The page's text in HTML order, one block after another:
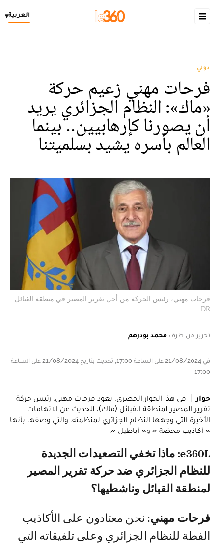
العربية▾
دولي
فرحات مهني زعيم حركة
«ماك»: النظام الجزائري يريد
أن يصورنا كإرهابيين.. بينما
العالم بأسره يشيد بسلميتنا
فرحات مهني، رئيس الحركة من أجل تقرير المصير في منطقة القبائل .
DR
تحرير من طرف محمد بودرهم
في 21/08/2024 على الساعة 17:00, تحديث بتاريخ 21/08/2024 على الساعة
17:00
حوار
في هذا الحوار الحصري، يعود فرحات مهني، رئيس حركة
تقرير المصير لمنطقة القبائل (ماك)، للحديث عن الاتهامات
الأخيرة التي وجهها النظام الجزائري لمنظمته، والتي وصفها بأنها
« أكاذيب محضة » و« أباطيل ».
Le360: ماذا تخفي التصعيدات الجديدة
للنظام الجزائري ضد حركة تقرير المصير
لمنطقة القبائل وناشطيها؟
فرحات مهني: نحن معتادون على الأكاذيب
الفظة للنظام الجزائري وعلى تلفيقاته التي